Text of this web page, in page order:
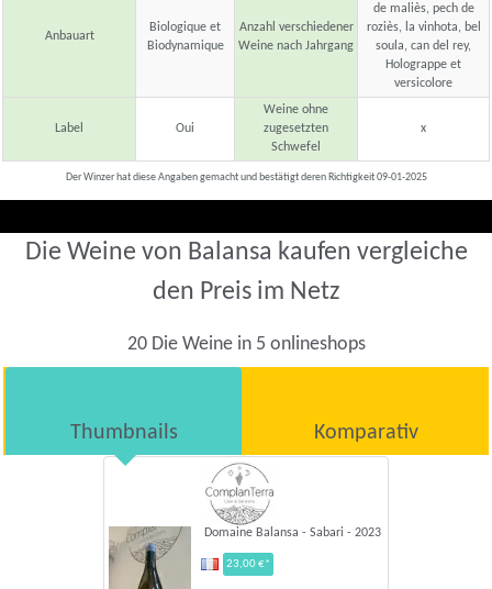
Anbauart
Biologique et
Biodynamique
Anzahl verschiedener
Weine nach Jahrgang
de maliès, pech de
roziès, la vinhota, bel
soula, can del rey,
Holograppe et
versicolore
Label Oui
Weine ohne
zugesetzten
Schwefel
x
Der Winzer hat diese Angaben gemacht und bestätigt deren Richtigkeit 09-01-2025
Die Weine von Balansa kaufen vergleiche
den Preis im Netz
20 Die Weine in 5 onlineshops
Thumbnails Komparativ
Domaine Balansa - Sabari - 2023
23,00 €*